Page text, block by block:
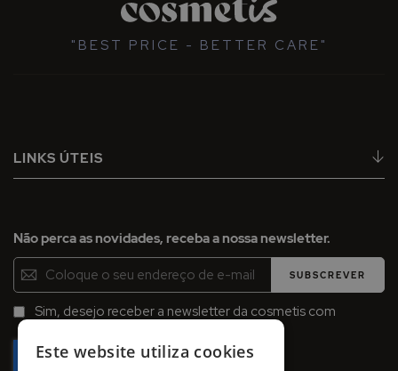
"BEST PRICE - BETTER CARE"
LINKS ÚTEIS
Não perca as novidades, receba a nossa newsletter.
Inscreva-
se
na
Newsletter:
SUBSCREVER
Sim, desejo receber a newsletter da cosmetis com
Este website utiliza cookies